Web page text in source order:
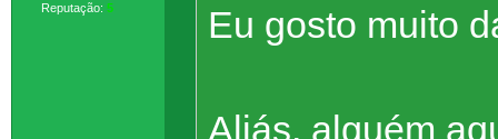
Reputação: 5
Eu gosto muito
Aliás, alguém